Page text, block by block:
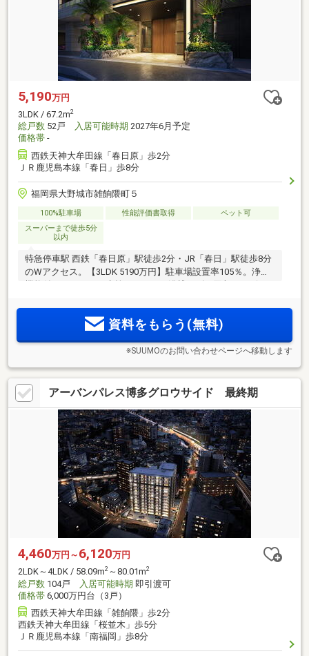
5,190万円
3LDK / 67.2m2
総戸数 52戸 入居可能時期 2027年6月予定
価格帯 -
西鉄天神大牟田線「春日原」歩2分
ＪＲ鹿児島本線「春日」歩8分
福岡県大野城市雑餉隈町５
100%駐車場 性能評価書取得
ペット可
スーパーまで徒歩5分
以内
特急停車駅 西鉄「春日原」駅徒歩2分・JR「春日」駅徒歩8分
のWアクセス。【3LDK 5190万円】駐車場設置率105％。浄水
機能付きタッチレス水栓、おそうじ浴槽、ゴミ回収サービス
業サニー春日原店徒歩3分。
資料をもらう(無料)
※SUUMOのお問い合わせページへ移動します
アーバンパレス博多グロウサイド 最終期
4,460万円～ 6,120万円
2LDK～4LDK / 58.09m2 ～80.01m2
総戸数 104戸 入居可能時期 即引渡可
価格帯 6,000万円台（3戸）
西鉄天神大牟田線「雑餉隈」歩2分
西鉄天神大牟田線「桜並木」歩5分
ＪＲ鹿児島本線「南福岡」歩8分